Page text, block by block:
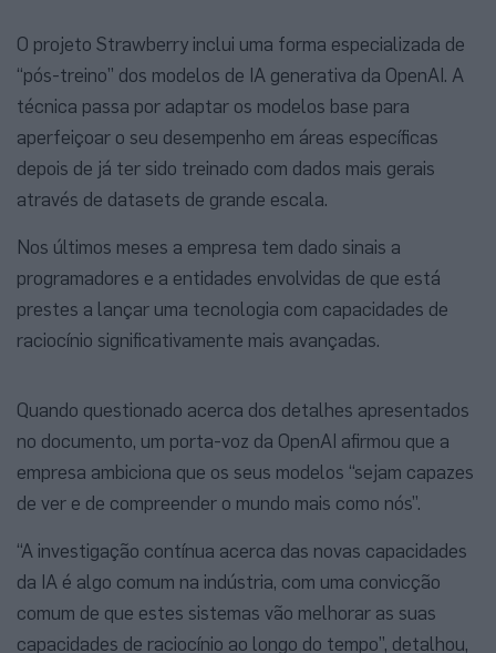
O projeto Strawberry inclui uma forma especializada de
“pós-treino” dos modelos de IA generativa da OpenAI. A
técnica passa por adaptar os modelos base para
aperfeiçoar o seu desempenho em áreas específicas
depois de já ter sido treinado com dados mais gerais
através de datasets de grande escala.
Nos últimos meses a empresa tem dado sinais a
programadores e a entidades envolvidas de que está
prestes a lançar uma tecnologia com capacidades de
raciocínio significativamente mais avançadas.
Quando questionado acerca dos detalhes apresentados
no documento, um porta-voz da OpenAI afirmou que a
empresa ambiciona que os seus modelos “sejam capazes
de ver e de compreender o mundo mais como nós”.
“A investigação contínua acerca das novas capacidades
da IA é algo comum na indústria, com uma convicção
comum de que estes sistemas vão melhorar as suas
capacidades de raciocínio ao longo do tempo”, detalhou,